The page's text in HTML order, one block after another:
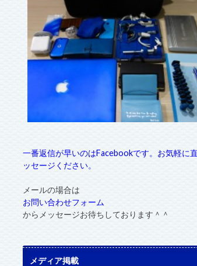
一番返信が早いのはFacebookです。お気軽に
ッセージください。
メールの場合は
お問い合わせフォーム
からメッセージお待ちしております＾＾
メディア掲載